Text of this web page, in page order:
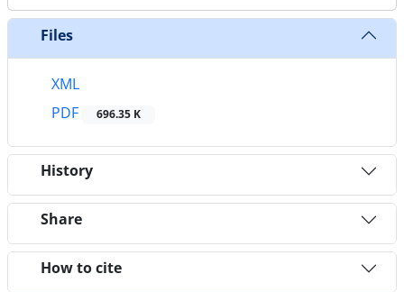
Files
XML
PDF
696.35 K
History
Share
How to cite